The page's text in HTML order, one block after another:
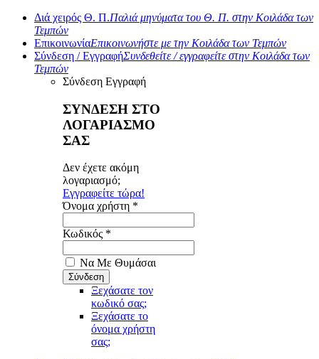
Διά χειρός Θ. Π.Παλιά μηνύματα του Θ. Π. στην Κοιλάδα των
Τεμπών
ΕπικοινωνίαΕπικοινωνήστε με την Κοιλάδα των Τεμπών
Σύνδεση / ΕγγραφήΣυνδεθείτε / εγγραφείτε στην Κοιλάδα των
Τεμπών
Σύνδεση Εγγραφή
ΣΥΝΔΕΣΗ ΣΤΟ
ΛΟΓΑΡΙΑΣΜΟ
ΣΑΣ
Δεν έχετε ακόμη
λογαριασμό;
Εγγραφείτε τώρα!
Όνομα χρήστη *
Κωδικός *
Να Με Θυμάσαι
Ξεχάσατε τον
κωδικό σας;
Ξεχάσατε το
όνομα χρήστη
σας;